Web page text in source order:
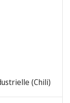
(Chili)